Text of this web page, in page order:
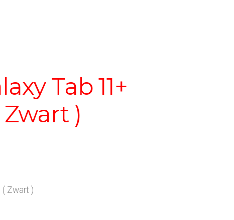
Tab 11+
)
( Zwart )